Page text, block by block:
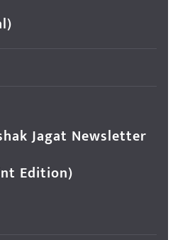
Jagat Newsletter
Edition)